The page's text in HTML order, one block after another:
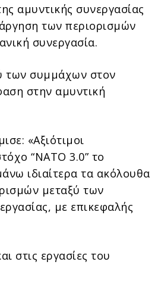
αμυντικής συνεργασίας
των περιορισμών
συνεργασία.
των συμμάχων στον
στην αμυντική
«Αξιότιμοι
“ΝΑΤΟ 3.0” το
ιδιαίτερα τα ακόλουθα
μεταξύ των
με επικεφαλής
στις εργασίες του